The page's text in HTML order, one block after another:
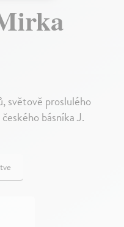
světově proslulého
básníka J.